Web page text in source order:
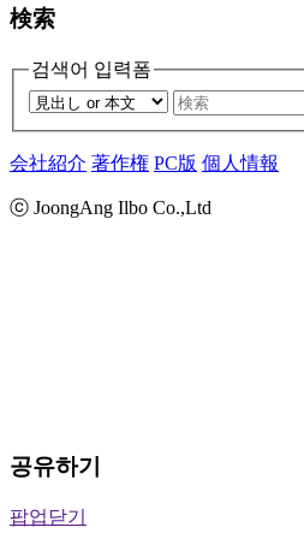
検索
검색어 입력폼
会社紹介 著作権 PC版 個人情報
ⓒ JoongAng Ilbo Co.,Ltd
공유하기
팝업닫기